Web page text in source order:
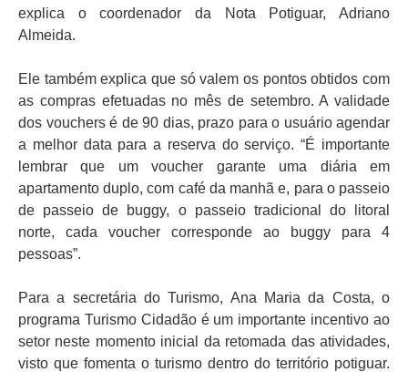
explica o coordenador da Nota Potiguar, Adriano
Almeida.
Ele também explica que só valem os pontos obtidos com
as compras efetuadas no mês de setembro. A validade
dos vouchers é de 90 dias, prazo para o usuário agendar
a melhor data para a reserva do serviço. “É importante
lembrar que um voucher garante uma diária em
apartamento duplo, com café da manhã e, para o passeio
de passeio de buggy, o passeio tradicional do litoral
norte, cada voucher corresponde ao buggy para 4
pessoas”.
Para a secretária do Turismo, Ana Maria da Costa, o
programa Turismo Cidadão é um importante incentivo ao
setor neste momento inicial da retomada das atividades,
visto que fomenta o turismo dentro do território potiguar.